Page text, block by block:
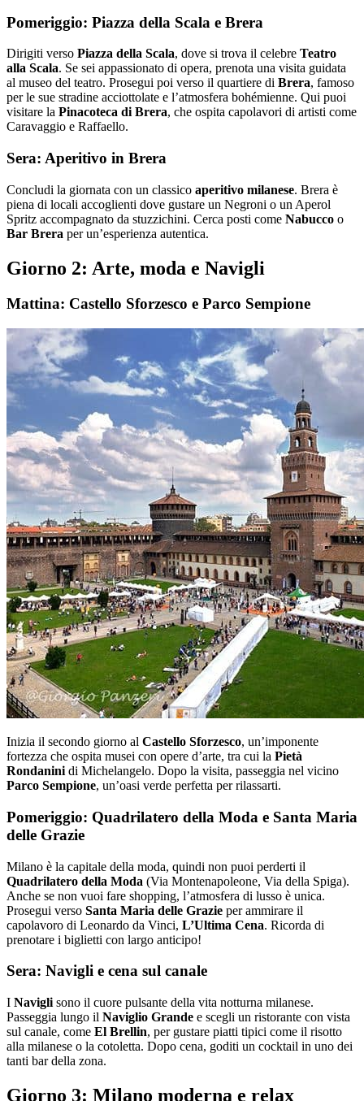
Pomeriggio: Piazza della Scala e Brera
Dirigiti verso Piazza della Scala, dove si trova il celebre Teatro
alla Scala. Se sei appassionato di opera, prenota una visita guidata
al museo del teatro. Prosegui poi verso il quartiere di Brera, famoso
per le sue stradine acciottolate e l’atmosfera bohémienne. Qui puoi
visitare la Pinacoteca di Brera, che ospita capolavori di artisti come
Caravaggio e Raffaello.
Sera: Aperitivo in Brera
Concludi la giornata con un classico aperitivo milanese. Brera è
piena di locali accoglienti dove gustare un Negroni o un Aperol
Spritz accompagnato da stuzzichini. Cerca posti come Nabucco o
Bar Brera per un’esperienza autentica.
Giorno 2: Arte, moda e Navigli
Mattina: Castello Sforzesco e Parco Sempione
Inizia il secondo giorno al Castello Sforzesco, un’imponente
fortezza che ospita musei con opere d’arte, tra cui la Pietà
Rondanini di Michelangelo. Dopo la visita, passeggia nel vicino
Parco Sempione, un’oasi verde perfetta per rilassarti.
Pomeriggio: Quadrilatero della Moda e Santa Maria
delle Grazie
Milano è la capitale della moda, quindi non puoi perderti il
Quadrilatero della Moda (Via Montenapoleone, Via della Spiga).
Anche se non vuoi fare shopping, l’atmosfera di lusso è unica.
Prosegui verso Santa Maria delle Grazie per ammirare il
capolavoro di Leonardo da Vinci, L’Ultima Cena. Ricorda di
prenotare i biglietti con largo anticipo!
Sera: Navigli e cena sul canale
I Navigli sono il cuore pulsante della vita notturna milanese.
Passeggia lungo il Naviglio Grande e scegli un ristorante con vista
sul canale, come El Brellin, per gustare piatti tipici come il risotto
alla milanese o la cotoletta. Dopo cena, goditi un cocktail in uno dei
tanti bar della zona.
Giorno 3: Milano moderna e relax